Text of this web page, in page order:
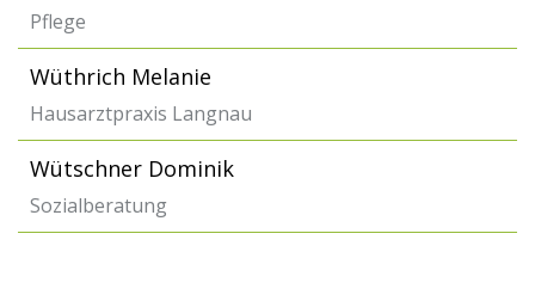
Pflege
Wüthrich Melanie
Hausarztpraxis Langnau
Wütschner Dominik
Sozialberatung